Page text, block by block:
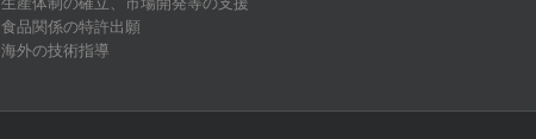
食品関係の特許出願
海外の技術指導